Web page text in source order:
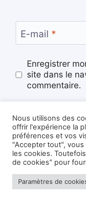
E-mail *
Enregistrer
site dans le
commentaire.
Nous utilisons des
offrir l'expérience la
préférences et vos
"Accepter tout",
les cookies.
de cookies" pour
Paramètres de